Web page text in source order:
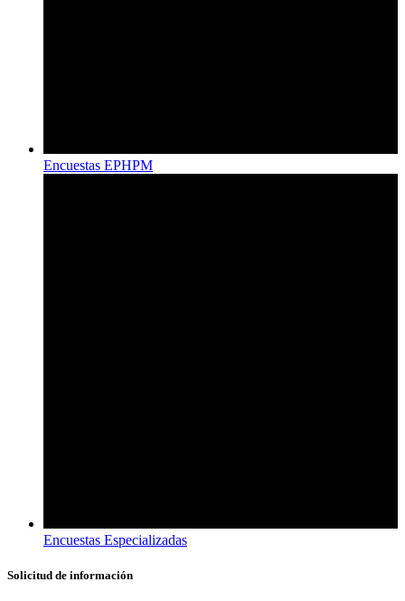
Encuestas EPHPM
Encuestas Especializadas
Solicitud de información